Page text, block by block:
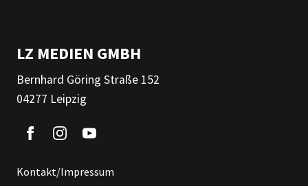
LZ MEDIEN GMBH
Bernhard Göring Straße 152
04277 Leipzig
Kontakt/Impressum